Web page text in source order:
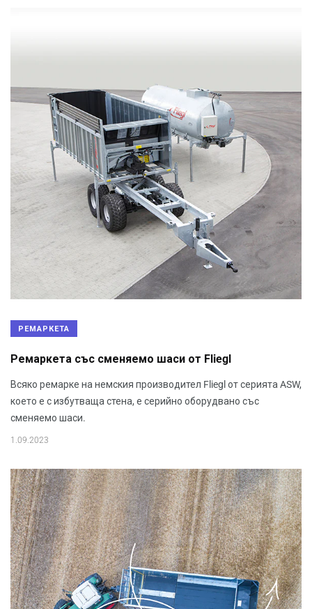
РЕМАРКЕТА
Ремаркета със сменяемо шаси от Fliegl
Всяко ремарке на немския производител Fliegl от серията ASW,
което е с избутваща стена, е серийно оборудвано със
сменяемо шаси.
1.09.2023